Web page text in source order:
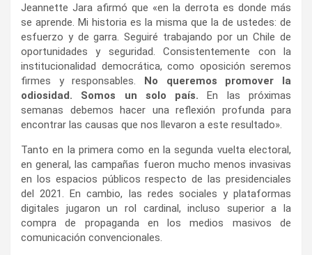
Jeannette Jara afirmó que «en la derrota es donde más
se aprende. Mi historia es la misma que la de ustedes: de
esfuerzo y de garra. Seguiré trabajando por un Chile de
oportunidades y seguridad. Consistentemente con la
institucionalidad democrática, como oposición seremos
firmes y responsables. No queremos promover la
odiosidad. Somos un solo país. En las próximas
semanas debemos hacer una reflexión profunda para
encontrar las causas que nos llevaron a este resultado».
Tanto en la primera como en la segunda vuelta electoral,
en general, las campañas fueron mucho menos invasivas
en los espacios públicos respecto de las presidenciales
del 2021. En cambio, las redes sociales y plataformas
digitales jugaron un rol cardinal, incluso superior a la
compra de propaganda en los medios masivos de
comunicación convencionales.